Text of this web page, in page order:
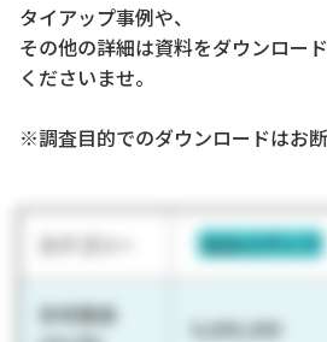
タイアップ事例や、
その他の詳細は資料をダウンロー
くださいませ。
※調査目的でのダウンロードはお断
カテゴリー Webメディア
参考数値
9,600,000